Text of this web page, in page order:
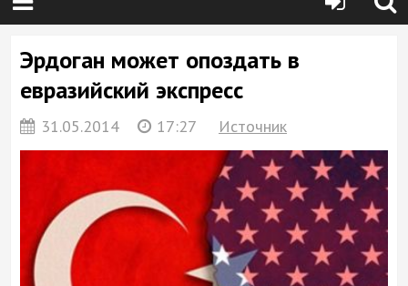
Эрдоган может опоздать в
евразийский экспресс
31.05.2014 17:27 Источник